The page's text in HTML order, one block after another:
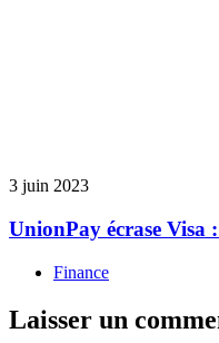
3 juin 2023
UnionPay écrase Visa
Finance
Laisser un